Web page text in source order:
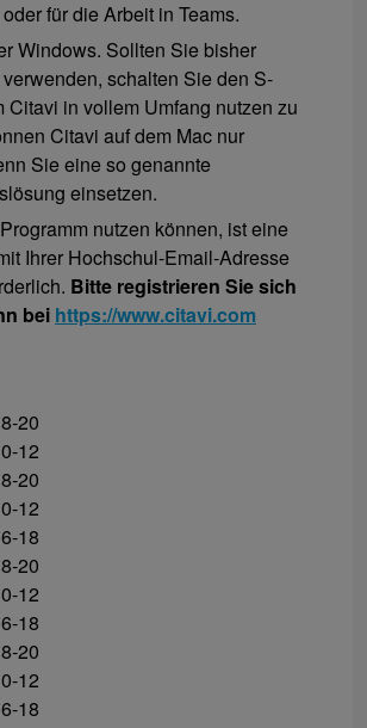
für die Arbeit in Teams.
Windows. Sollten Sie bisher
schalten Sie den S-
Citavi in vollem Umfang nutzen zu
Citavi auf dem Mac nur
Sie eine so genannte
einsetzen.
nutzen können, ist eine
Ihrer Hochschul-Email-Adresse
Bitte registrieren Sie sich
bei https://www.citavi.com
20
12
20
12
18
20
12
18
20
12
18